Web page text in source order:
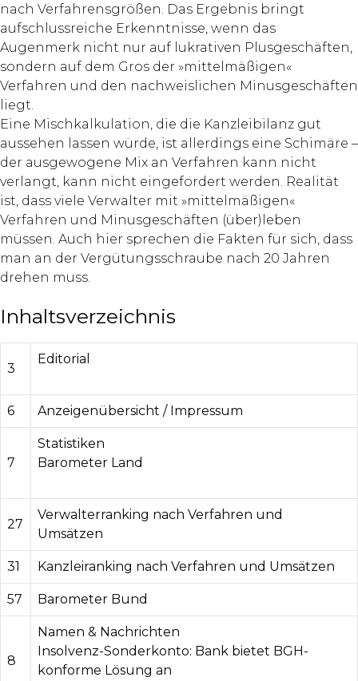
nach Verfahrensgrößen. Das Ergebnis bringt
aufschlussreiche Erkenntnisse, wenn das
Augenmerk nicht nur auf lukrativen Plusgeschäften,
sondern auf dem Gros der »mittelmäßigen«
Verfahren und den nachweislichen Minusgeschäften
liegt.
Eine Mischkalkulation, die die Kanzleibilanz gut
aussehen lassen würde, ist allerdings eine Schimäre –
der ausgewogene Mix an Verfahren kann nicht
verlangt, kann nicht eingefordert werden. Realität
ist, dass viele Verwalter mit »mittelmäßigen«
Verfahren und Minusgeschäften (über)leben
müssen. Auch hier sprechen die Fakten für sich, dass
man an der Vergütungsschraube nach 20 Jahren
drehen muss.
Inhaltsverzeichnis
3
Editorial
6 Anzeigenübersicht / Impressum
7
Statistiken
Barometer Land
27
Verwalterranking nach Verfahren und
Umsätzen
31 Kanzleiranking nach Verfahren und Umsätzen
57 Barometer Bund
8
Namen & Nachrichten
Insolvenz-Sonderkonto: Bank bietet BGH-
konforme Lösung an